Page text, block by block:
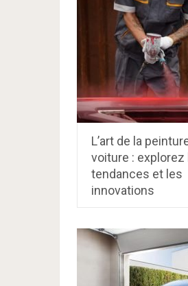
L’art de la
voiture : explorez
tendances et les
innovations